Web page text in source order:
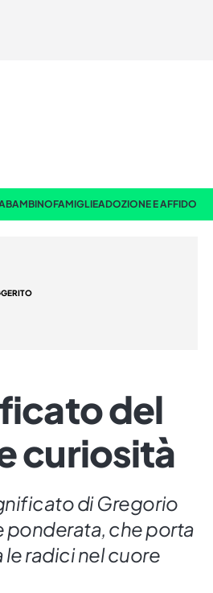
BAMBINOFAMIGLIEADOZIONE E AFFIDO
del
curiosità
di Gregorio
ponderata, che porta
radici nel cuore